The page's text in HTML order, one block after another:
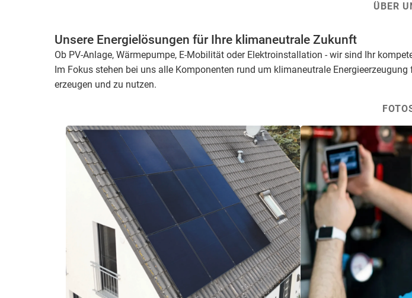
ÜBER
Unsere Energie­lösungen für Ihre klimaneutrale Zukunft
Ob PV-Anlage, Wärmepumpe, E-Mobilität oder Elektroinstallation - wir sind Ihr
Im Fokus stehen bei uns alle Komponenten rund um klimaneutrale
erzeugen und zu nutzen.